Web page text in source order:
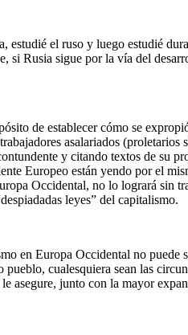
estudié el ruso y luego estudié
si Rusia sigue por la vía del
de establecer cómo se
asalariados (proletarios
y citando textos de su
Europeo están yendo por el
Occidental, no lo logrará sin
leyes” del capitalismo.
en Europa Occidental no puede
cualesquiera sean las
asegure, junto con la mayor